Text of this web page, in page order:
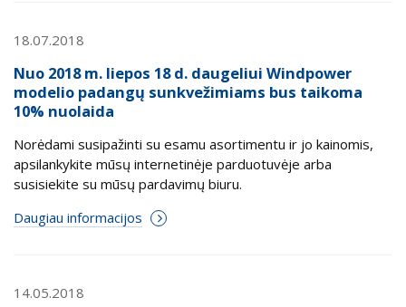
18.07.2018
Nuo 2018 m. liepos 18 d. daugeliui Windpower
modelio padangų sunkvežimiams bus taikoma
10% nuolaida
Norėdami susipažinti su esamu asortimentu ir jo kainomis,
apsilankykite mūsų internetinėje parduotuvėje arba
susisiekite su mūsų pardavimų biuru.
Daugiau informacijos
14.05.2018